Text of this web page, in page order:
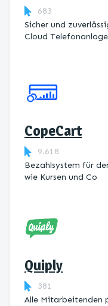
683
Sicher und
Cloud
CopeCart
9.618
Bezahlsystem für
wie Kursen und Co
Quiply
381
Alle Mitarbeitenden